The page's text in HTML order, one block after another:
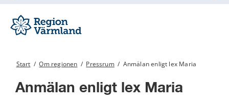
Start / Om regionen / Pressrum / Anmälan enligt lex Maria
Anmälan enligt lex Maria